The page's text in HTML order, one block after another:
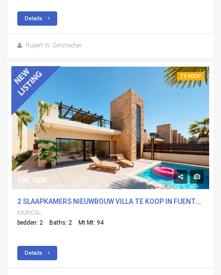
Details
Rupert W. Gehmacher
TE KOOP
199,750€
2 SLAAPKAMERS NIEUWBOUW VILLA TE KOOP IN FUENTEALAMO, MURCIA
MURCIA,
bedden: 2
Baths: 2 Mt Mt: 94
Details